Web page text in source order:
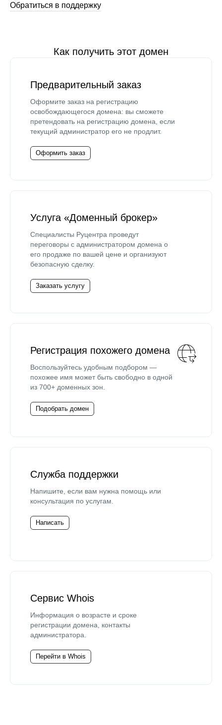
Обратиться в поддержку
Как получить этот домен
Предварительный заказ
Оформите заказ на регистрацию
освобождающегося домена: вы сможете
претендовать на регистрацию домена, если
текущий администратор его не продлит.
Оформить заказ
Услуга «Доменный брокер»
Специалисты Руцентра проведут
переговоры с администратором домена о
его продаже по вашей цене и организуют
безопасную сделку.
Заказать услугу
Регистрация похожего домена
Воспользуйтесь удобным подбором —
похожее имя может быть свободно в одной
из 700+ доменных зон.
Подобрать домен
Служба поддержки
Напишите, если вам нужна помощь или
консультация по услугам.
Написать
Сервис Whois
Информация о возрасте и сроке
регистрации домена, контакты
администратора.
Перейти в Whois